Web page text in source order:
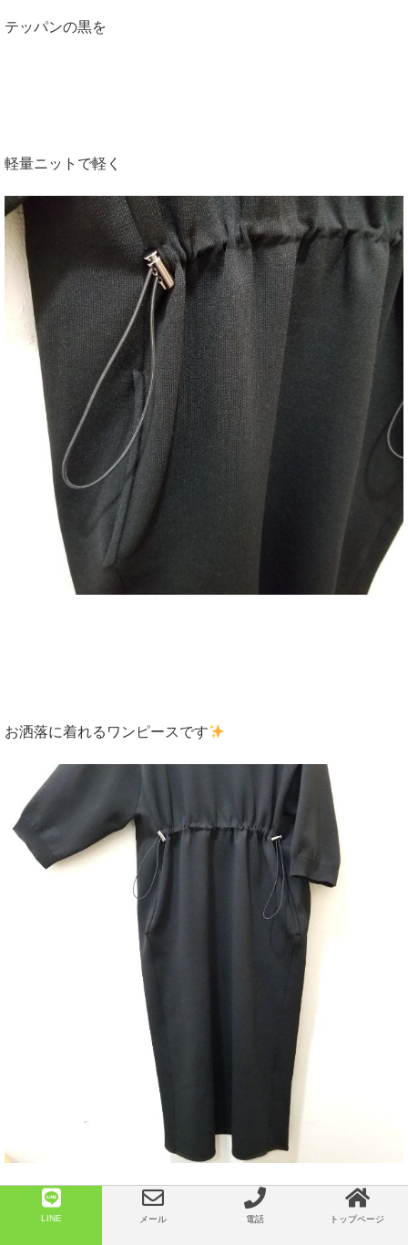
テッパンの黒を
軽量ニットで軽く
お洒落に着れるワンピースです
LINE メール 電話 トップページ